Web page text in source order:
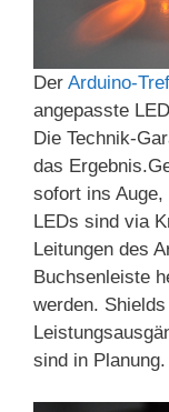
Der Arduino-
angepasste
Die Technik-
das Ergebnis.
sofort ins
LEDs sind via
Leitungen des
Buchsenleiste
werden.
sind in Planung.